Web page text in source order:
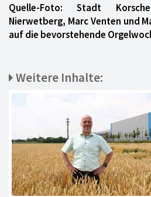
Quelle-Foto: Stadt
Nierwetberg, Marc Venten und
auf die bevorstehende
Weitere Inhalte: